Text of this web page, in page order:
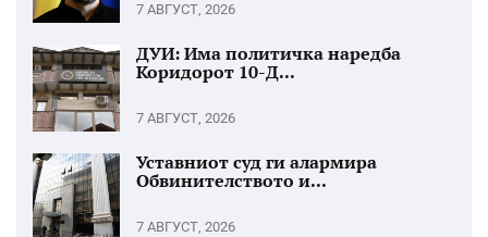
7 АВГУСТ, 2026
ДУИ: Има политичка наредба
Коридорот 10-Д...
7 АВГУСТ, 2026
Уставниот суд ги алармира
Обвинителството и...
7 АВГУСТ, 2026